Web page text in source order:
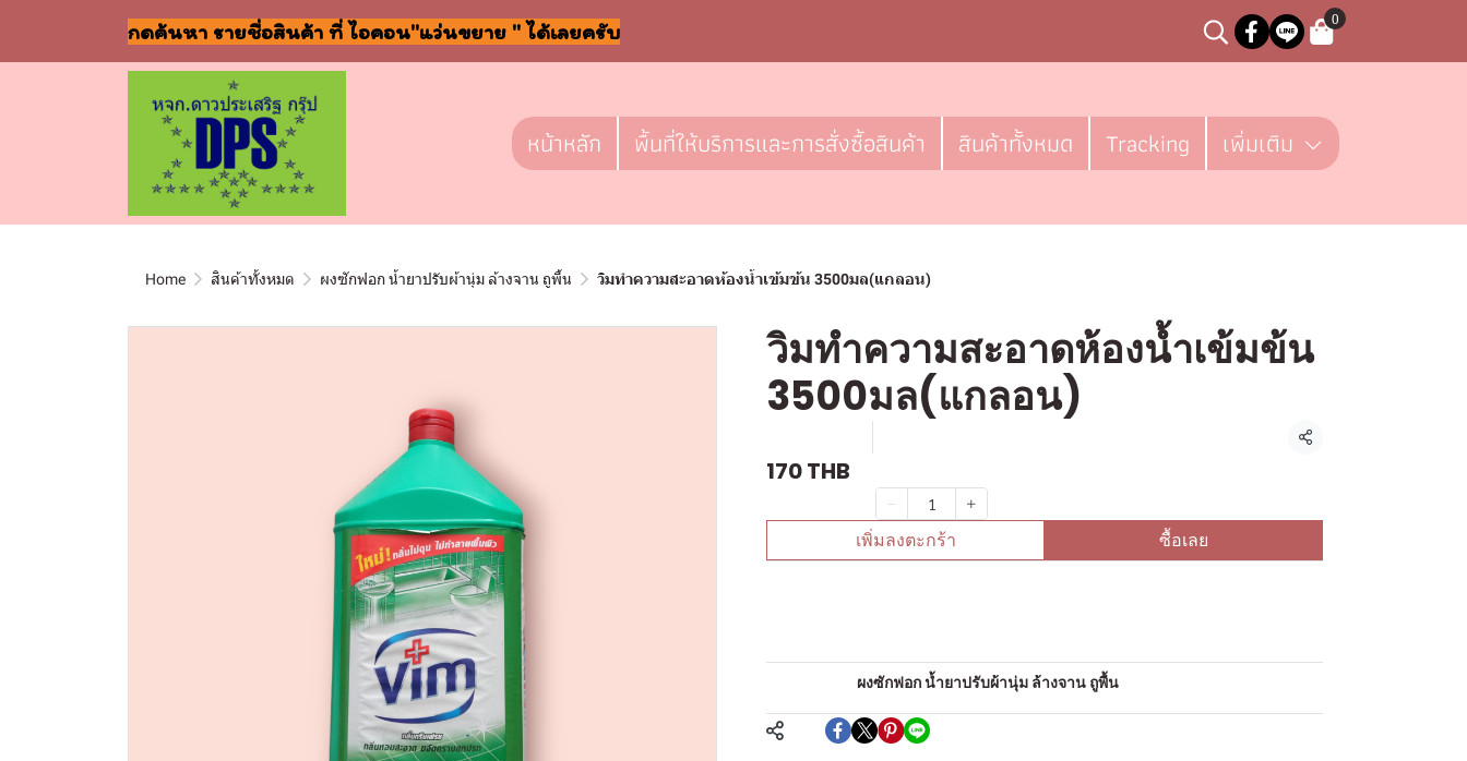
กดค้นหา รายชื่อสินค้า ที่ ไอคอน"แว่นขยาย " ได้เลยครับ
0
หน้าหลัก พื้นที่ให้บริการและการสั่งซื้อสินค้า สินค้าทั้งหมด Tracking เพิ่มเติม
Home สินค้าทั้งหมด ผงซักฟอก น้ำยาปรับผ้านุ่ม ล้างจาน ถูพื้น วิมทำความสะอาดห้องน้ำเข้มข้น 3500มล(แกลอน)
วิมทำความสะอาดห้องน้ำเข้มข้น
3500มล(แกลอน)
แชร์
170 THB
เพิ่มลงตะกร้า ซื้อเลย
ผงซักฟอก น้ำยาปรับผ้านุ่ม ล้างจาน ถูพื้น